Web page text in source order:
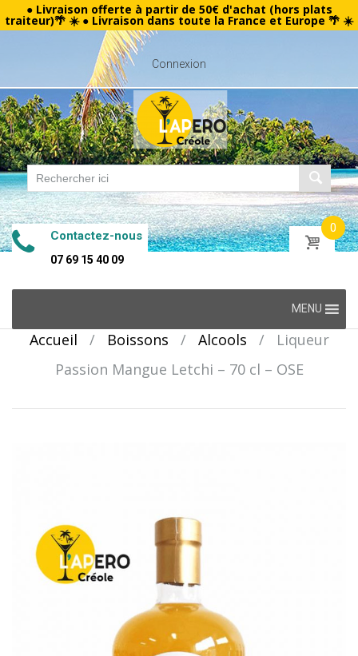
● Livraison offerte à partir de 50€ d'achat (hors plats
traiteur)🌴 ☀️ ● Livraison dans toute la France et Europe 🌴 ☀️
Connexion
Contactez-nous
07 69 15 40 09
0
content
MENU
Accueil / Boissons / Alcools /
Liqueur
Passion Mangue Letchi – 70 cl – OSE